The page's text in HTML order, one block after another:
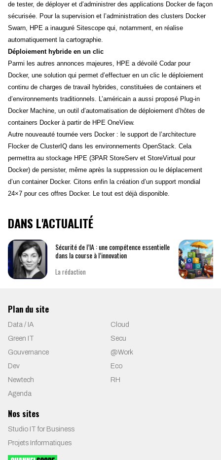
de tester, de déployer et d’administrer des applications Docker de façon
sécurisée. Pour la supervision et l’administration des clusters Docker
Swarn, HPE a inauguré Sitescope qui, notamment, en réalise
automatiquement la cartographie.
Déploiement hybride en un clic
Parmi les autres annonces majeures, HPE a dévoilé Codar pour
Docker, une solution qui permet d’effectuer en un clic le déploiement
continu de charges de travail hybrides, constituées de containers et
d’environnements traditionnels. L’américain a aussi proposé Plug-in
Docker Machine, un outil d’automatisation de déploiement d’hôtes de
containers Docker à partir de HPE OneView.
Autre nouveauté tournée vers Docker : le support de l’architecture
Flocker de ClusterIQ dans les environnements OpenStack. Cela
permettra au stockage HPE (3PAR StoreServ et StoreVirtual pour
Docker) de persister, même après la suppression ou le déplacement
d’un container Docker. Citons enfin la création d’un support mondial
24×7 pour ces offres Docker. Le tout est déjà disponible.
DANS L'ACTUALITÉ
Sécurité de l’IA : une compétence essentielle
dans la course à l’innovation
La rédaction
Plan du site
Data / IA
Cloud
Green IT
Secu
Gouvernance
@Work
Dev
Eco
Newtech
RH
Agenda
Nos sites
Studio IT for Business
Projets Informatiques